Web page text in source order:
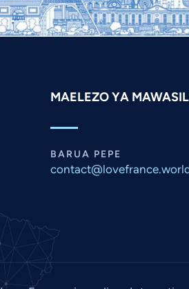
MAELEZO YA
BARUA PEPE